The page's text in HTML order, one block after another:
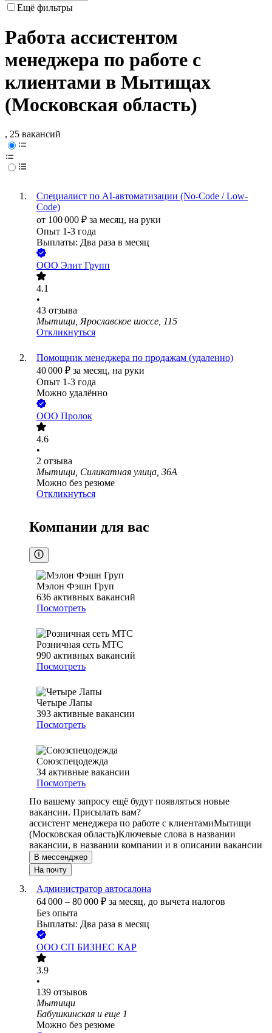
Ещё фильтры
Работа ассистентом
менеджера по работе с
клиентами в Мытищах
(Московская область)
, 25 вакансий
Специалист по AI-автоматизации (No-Code / Low-
Code)
от 100 000 ₽ за месяц, на руки
Опыт 1-3 года
Выплаты: Два раза в месяц
ООО Элит Групп
4.1
•
43 отзыва
Мытищи, Ярославское шоссе, 115
Откликнуться
Помощник менеджера по продажам (удаленно)
40 000 ₽ за месяц, на руки
Опыт 1-3 года
Можно удалённо
ООО Пролок
4.6
•
2 отзыва
Мытищи, Силикатная улица, 36А
Можно без резюме
Откликнуться
Компании для вас
Мэлон Фэшн Груп
636 активных вакансий
Посмотреть
Розничная сеть МТС
990 активных вакансий
Посмотреть
Четыре Лапы
393 активные вакансии
Посмотреть
Союзспецодежда
34 активные вакансии
Посмотреть
По вашему запросу ещё будут появляться новые
вакансии. Присылать вам?
ассистент менеджера по работе с клиентамиМытищи
(Московская область)Ключевые слова в названии
вакансии, в названии компании и в описании вакансии
В мессенджер
На почту
Администратор автосалона
64 000 – 80 000 ₽ за месяц, до вычета налогов
Без опыта
Выплаты: Два раза в месяц
ООО СП БИЗНЕС КАР
3.9
•
139 отзывов
Мытищи
Бабушкинская и еще 1
Можно без резюме